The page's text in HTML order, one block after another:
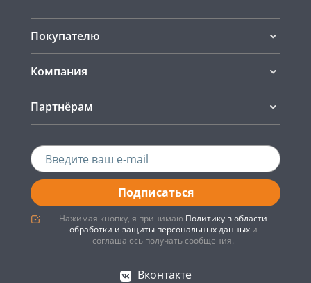
Покупателю
Компания
Партнёрам
Подписаться
Нажимая кнопку, я принимаю Политику в области
обработки и защиты персональных данныхи
соглашаюсь получать сообщения.
Вконтакте